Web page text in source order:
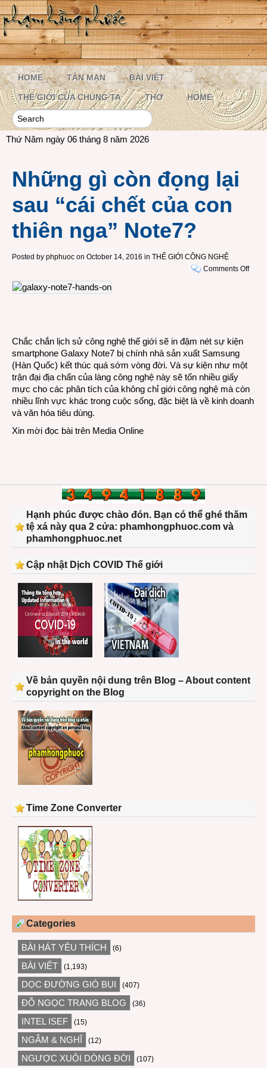
HOME TẢN MẠN BÀI VIẾT
THẾ GIỚI CỦA CHÚNG TA THƠ HOME
Thứ Năm ngày 06 tháng 8 năm 2026
Những gì còn đọng lại
sau “cái chết của con
thiên nga” Note7?
Posted by phphuoc on October 14, 2016 in THẾ GIỚI CÔNG NGHỆ
Comments Offon
con
thiên
Chắc chắn lịch sử công nghệ thế giới sẽ in đậm nét sự kiện
smartphone Galaxy Note7 bị chính nhà sản xuất Samsung
(Hàn Quốc) kết thúc quá sớm vòng đời. Và sự kiện như một
trận đại địa chấn của làng công nghệ này sẽ tốn nhiều giấy
mực cho các phân tích của không chỉ giới công nghệ mà còn
nhiều lĩnh vực khác trong cuộc sống, đặc biệt là về kinh doanh
và văn hóa tiêu dùng.
Xin mời đọc bài trên Media Online
Hạnh phúc được chào đón. Bạn có thể ghé thăm
tệ xá này qua 2 cửa: phamhongphuoc.com và
phamhongphuoc.net
Cập nhật Dịch COVID Thế giới
Về bản quyền nội dung trên Blog – About content
copyright on the Blog
Time Zone Converter
Categories
BÀI HÁT YÊU THÍCH (6)
BÀI VIẾT (1,193)
DỌC ĐƯỜNG GIÓ BỤI (407)
ĐỖ NGỌC TRANG BLOG (36)
INTEL ISEF (15)
NGẪM & NGHĨ (12)
NGƯỢC XUÔI DÒNG ĐỜI (107)